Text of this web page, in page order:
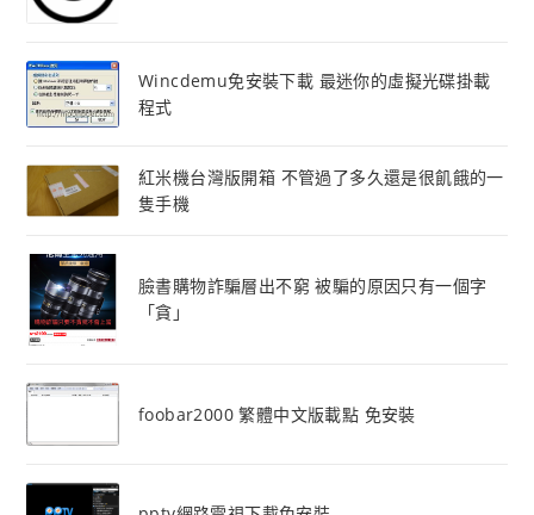
Wincdemu免安裝下載 最迷你的虛擬光碟掛載
程式
紅米機台灣版開箱 不管過了多久還是很飢餓的一
隻手機
臉書購物詐騙層出不窮 被騙的原因只有一個字
「貪」
foobar2000 繁體中文版載點 免安裝